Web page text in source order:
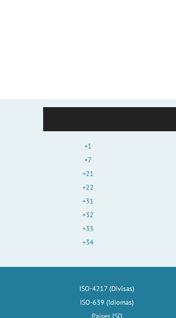
+1
+7
+21
+22
+31
+32
+33
+34
ISO-4217 (Divisas)
ISO-639 (Idiomas)
Países ISO